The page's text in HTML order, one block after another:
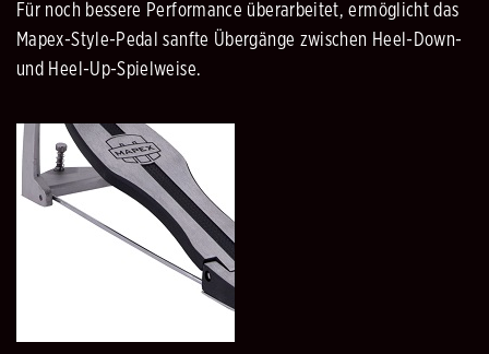
Für noch bessere Performance überarbeitet, ermöglicht das
Mapex-Style-Pedal sanfte Übergänge zwischen Heel-Down-
und Heel-Up-Spielweise.